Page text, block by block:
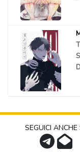
SEGUICI ANCHE